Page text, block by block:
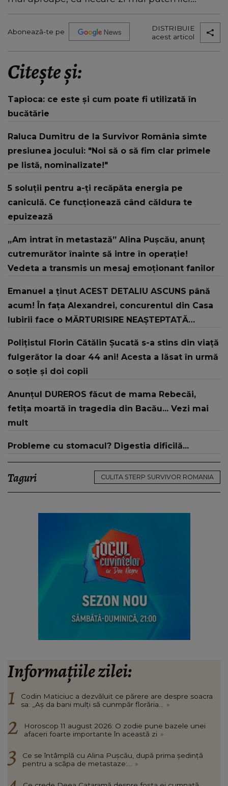
Abonează-te pe
DISTRIBUIE
acest articol
Citește și:
Tapioca: ce este și cum poate fi utilizată în
bucătărie
Raluca Dumitru de la Survivor România simte
presiunea jocului: "Noi să o să fim clar primele
pe listă, nominalizate!"
5 soluții pentru a-ți recăpăta energia pe
caniculă. Ce funcționează când căldura te
epuizează
„Am intrat în metastază” Alina Pușcău, anunț
cutremurător înainte să intre în operație!
Vedeta a transmis un mesaj emoționant fanilor
Emanuel a ținut ACEST DETALIU ASCUNS până
acum! În fața Alexandrei, concurentul din Casa
Iubirii face o MĂRTURISIRE NEAȘTEPTATĂ
te iubesc pentru că..."
Polițistul Florin Cătălin Șucată s-a stins din viață
fulgerător la doar 44 ani! Acesta a lăsat în urmă
o soție și doi copii
Anunțul DUREROS făcut de mama Rebecăi,
fetița moartă în tragedia din Bacău... Vezi mai
mult
Probleme cu stomacul? Digestia dificilă...
Taguri CULITA STERP SURVIVOR ROMANIA
Informațiile zilei:
Codin Maticiuc a dezvăluit ce părere are despre soacra
sa: „Aș da bani mulți să cunmpăr florăria... »
Horoscop 11 august 2026: O zodie pune bazele unei
afaceri foarte importante în această zi »
Ce se întâmplă cu Alina Pușcău, după prima ședință
pentru a scăpa de metastaze:... »